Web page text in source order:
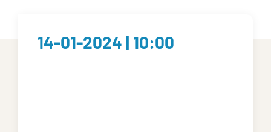
14-01-2024 | 10:00